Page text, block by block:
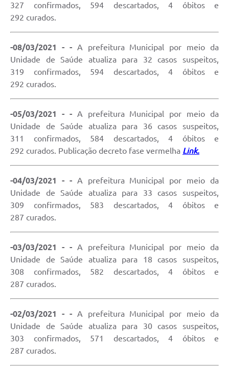
327 confirmados, 594 descartados, 4 óbitos e
292 curados.
-08/03/2021 - - A prefeitura Municipal por meio da
Unidade de Saúde atualiza para 32 casos suspeitos,
319 confirmados, 594 descartados, 4 óbitos e
292 curados.
-05/03/2021 - - A prefeitura Municipal por meio da
Unidade de Saúde atualiza para 36 casos suspeitos,
311 confirmados, 584 descartados, 4 óbitos e
292 curados. Publicação decreto fase vermelha Link.
-04/03/2021 - - A prefeitura Municipal por meio da
Unidade de Saúde atualiza para 33 casos suspeitos,
309 confirmados, 583 descartados, 4 óbitos e
287 curados.
-03/03/2021 - - A prefeitura Municipal por meio da
Unidade de Saúde atualiza para 18 casos suspeitos,
308 confirmados, 582 descartados, 4 óbitos e
287 curados.
-02/03/2021 - - A prefeitura Municipal por meio da
Unidade de Saúde atualiza para 30 casos suspeitos,
303 confirmados, 571 descartados, 4 óbitos e
287 curados.